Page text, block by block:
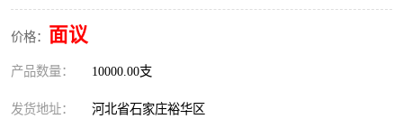
价格： 面议
产品数量： 10000.00支
发货地址： 河北省石家庄裕华区